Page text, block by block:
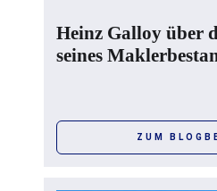
Heinz Galloy über
seines
ZUM